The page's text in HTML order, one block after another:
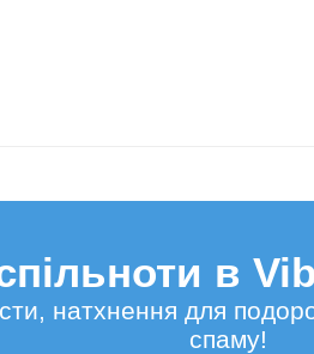
в
натхнення для
спаму!